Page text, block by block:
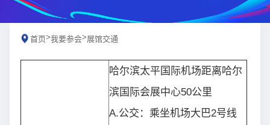
首页>我要参会>展馆交通
哈尔滨太平国际机场距离哈尔
滨国际会展中心50公里
A.公交：乘坐机场大巴2号线